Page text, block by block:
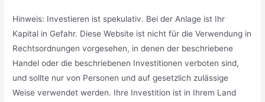
Hinweis: Investieren ist spekulativ. Bei der Anlage ist Ihr
Kapital in Gefahr. Diese Website ist nicht für die Verwendung in
Rechtsordnungen vorgesehen, in denen der beschriebene
Handel oder die beschriebenen Investitionen verboten sind,
und sollte nur von Personen und auf gesetzlich zulässige
Weise verwendet werden. Ihre Investition ist in Ihrem Land